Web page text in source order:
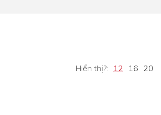
Hiển thị?: 12 16 20